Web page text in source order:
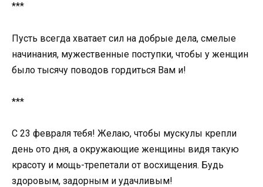
***
Пусть всегда хватает сил на добрые дела, смелые
начинания, мужественные поступки, чтобы у женщин
было тысячу поводов гордиться Вам и!
***
С 23 февраля тебя! Желаю, чтобы мускулы крепли
день ото дня, а окружающие женщины видя такую
красоту и мощь-трепетали от восхищения. Будь
здоровым, задорным и удачливым!